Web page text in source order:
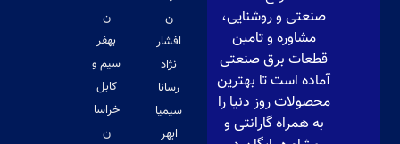
صنعتی و روشنایی،
مشاوره و تامین
قطعات برق صنعتی
آماده است تا بهترین
محصولات روز دنیا را
به همراه گارانتی و
ن
افشار
نژاد
رسانا
سیمیا
ابهر
ن
بهفر
سیم و
کابل
خراسا
ن